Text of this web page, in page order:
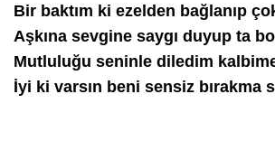
Bir baktım ki ezelden bağlanıp
Aşkına sevgine saygı duyup ta
Mutluluğu seninle diledim
İyi ki varsın beni sensiz bırakma